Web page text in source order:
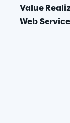
Value
Web